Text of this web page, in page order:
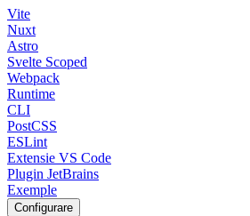
Vite
Nuxt
Astro
Svelte Scoped
Webpack
Runtime
CLI
PostCSS
ESLint
Extensie VS Code
Plugin JetBrains
Exemple
Configurare